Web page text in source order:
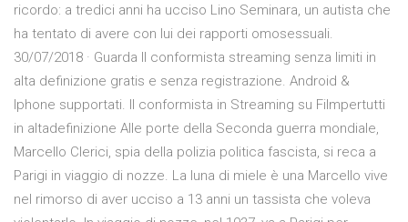
ricordo: a tredici anni ha ucciso Lino Seminara, un autista che
ha tentato di avere con lui dei rapporti omosessuali.
30/07/2018 · Guarda Il conformista streaming senza limiti in
alta definizione gratis e senza registrazione. Android &
Iphone supportati. Il conformista in Streaming su Filmpertutti
in altadefinizione Alle porte della Seconda guerra mondiale,
Marcello Clerici, spia della polizia politica fascista, si reca a
Parigi in viaggio di nozze. La luna di miele è una Marcello vive
nel rimorso di aver ucciso a 13 anni un tassista che voleva